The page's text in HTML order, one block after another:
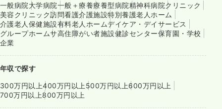
一般病院大学病院一般＋療養療養型病院精神科病院クリニック
美容クリニック訪問看護介護施設特別養護老人ホーム
介護老人保健施設有料老人ホームデイケア・デイサービス
グループホームサ高住障がい者施設健診センター保育園・学校
企業
年収で探す
300万円以上400万円以上 500万円以上600万円以上
700万円以上800万円以上